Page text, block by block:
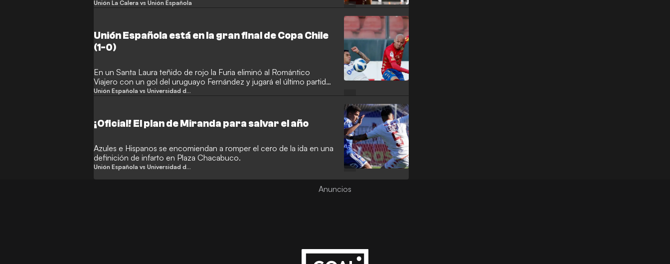
Unión La Calera vs Unión Española
Unión Española está en la gran final de Copa Chile
(1-0)
En un Santa Laura teñido de rojo la Furia eliminó al Romántico
Viajero con un gol del uruguayo Fernández y jugará el último partido
con el Maga.
Unión Española vs Universidad de Chile
¡Oficial! El plan de Miranda para salvar el año
Azules e Hispanos se encomiendan a romper el cero de la ida en una
definición de infarto en Plaza Chacabuco.
Unión Española vs Universidad de Chile